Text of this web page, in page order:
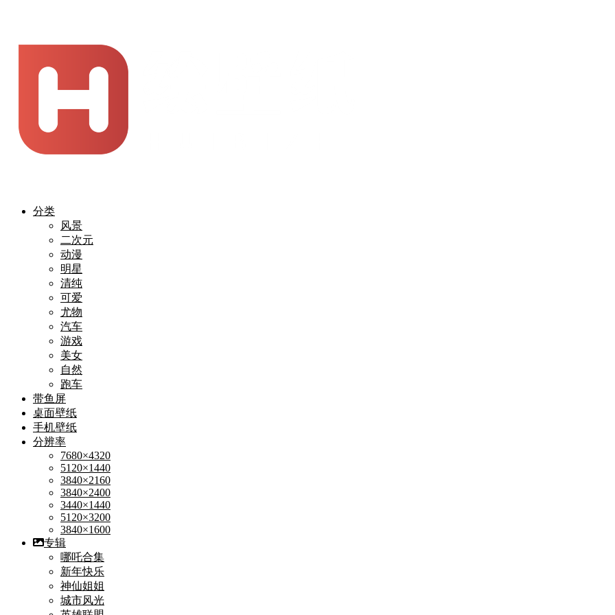
分类
风景
二次元
动漫
明星
清纯
可爱
尤物
汽车
游戏
美女
自然
跑车
带鱼屏
桌面壁纸
手机壁纸
分辨率
7680×4320
5120×1440
3840×2160
3840×2400
3440×1440
5120×3200
3840×1600
专辑
哪吒合集
新年快乐
神仙姐姐
城市风光